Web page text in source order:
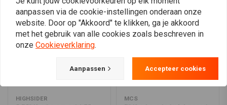
HIGHSIDER MCS
aanpassen via de cookie-instellingen onderaan onze
website. Door op "Akkoord" te klikken, ga je akkoord
met het gebruik van alle cookies zoals beschreven in
onze Cookieverklaring.
Aanpassen Accepteer cookies